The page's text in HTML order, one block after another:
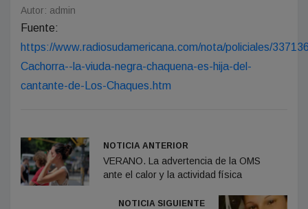
Autor: admin
Fuente:
https://www.radiosudamericana.com/nota/policiales/
Cachorra--la-viuda-negra-chaquena-es-hija-del-
cantante-de-Los-Chaques.htm
NOTICIA ANTERIOR
VERANO. La advertencia de la OMS
ante el calor y la actividad física
NOTICIA SIGUIENTE